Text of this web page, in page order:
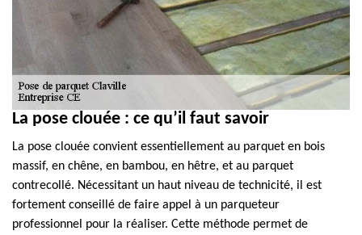
La pose clouée : ce qu’il faut savoir
La pose clouée convient essentiellement au parquet en bois
massif, en chêne, en bambou, en hêtre, et au parquet
contrecollé. Nécessitant un haut niveau de technicité, il est
fortement conseillé de faire appel à un parqueteur
professionnel pour la réaliser. Cette méthode permet de